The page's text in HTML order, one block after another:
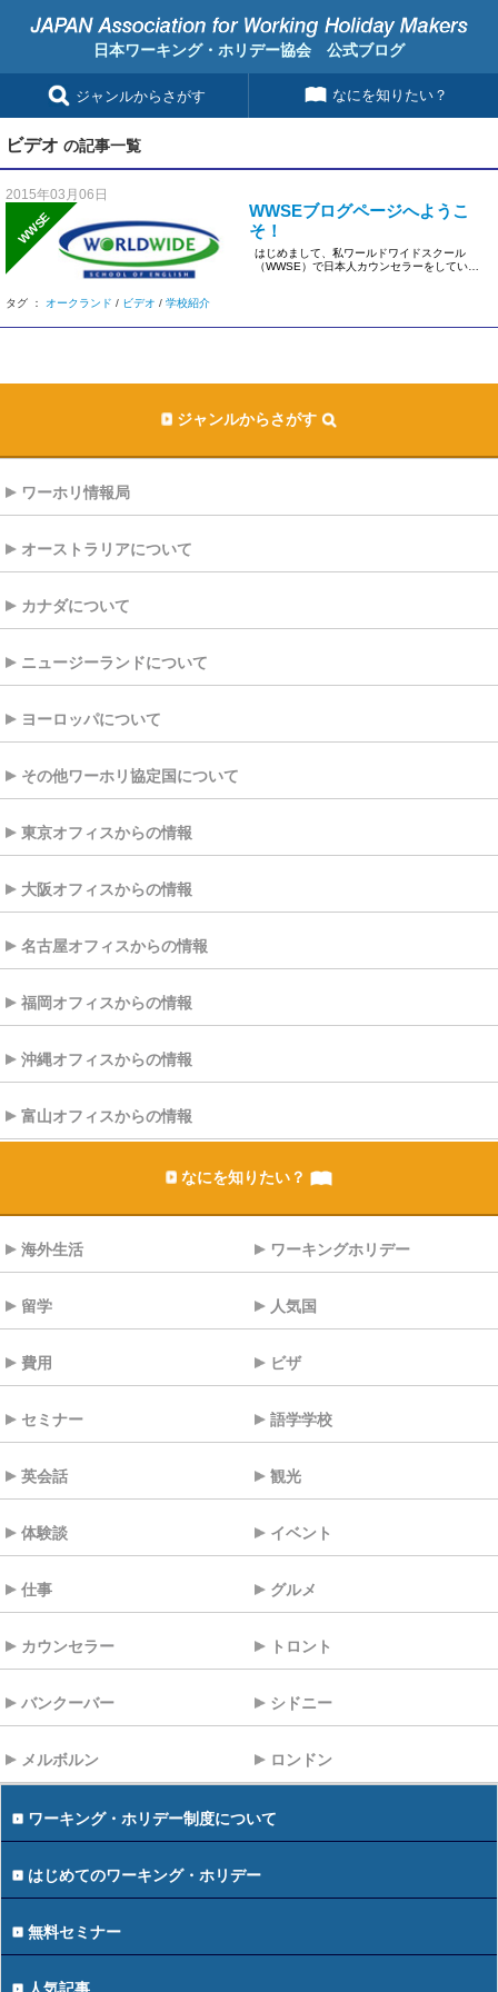
日本ワーキング・ホリデー協会 公式ブログ
ジャンルからさがす なにを知りたい？
ビデオ の記事一覧
2015年03月06日
WWSE
WWSEブログページへようこ
そ！
はじめまして、私ワールドワイドスクール
（WWSE）で日本人カウンセラーをしている
タグ ： オークランド / ビデオ / 学校紹介
ジャンルからさがす
ワーホリ情報局
オーストラリアについて
カナダについて
ニュージーランドについて
ヨーロッパについて
その他ワーホリ協定国について
東京オフィスからの情報
大阪オフィスからの情報
名古屋オフィスからの情報
福岡オフィスからの情報
沖縄オフィスからの情報
富山オフィスからの情報
なにを知りたい？
海外生活 ワーキングホリデー
留学 人気国
費用 ビザ
セミナー 語学学校
英会話 観光
体験談 イベント
仕事 グルメ
カウンセラー トロント
バンクーバー シドニー
メルボルン ロンドン
ワーキング・ホリデー制度について
はじめてのワーキング・ホリデー
無料セミナー
人気記事